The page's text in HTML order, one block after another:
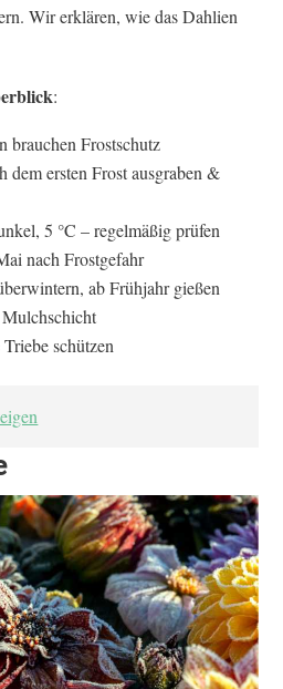
Wir erklären, wie das Dahlien
:
brauchen Frostschutz
dem ersten Frost ausgraben &
5 °C – regelmäßig prüfen
nach Frostgefahr
ab Frühjahr gießen
schützen